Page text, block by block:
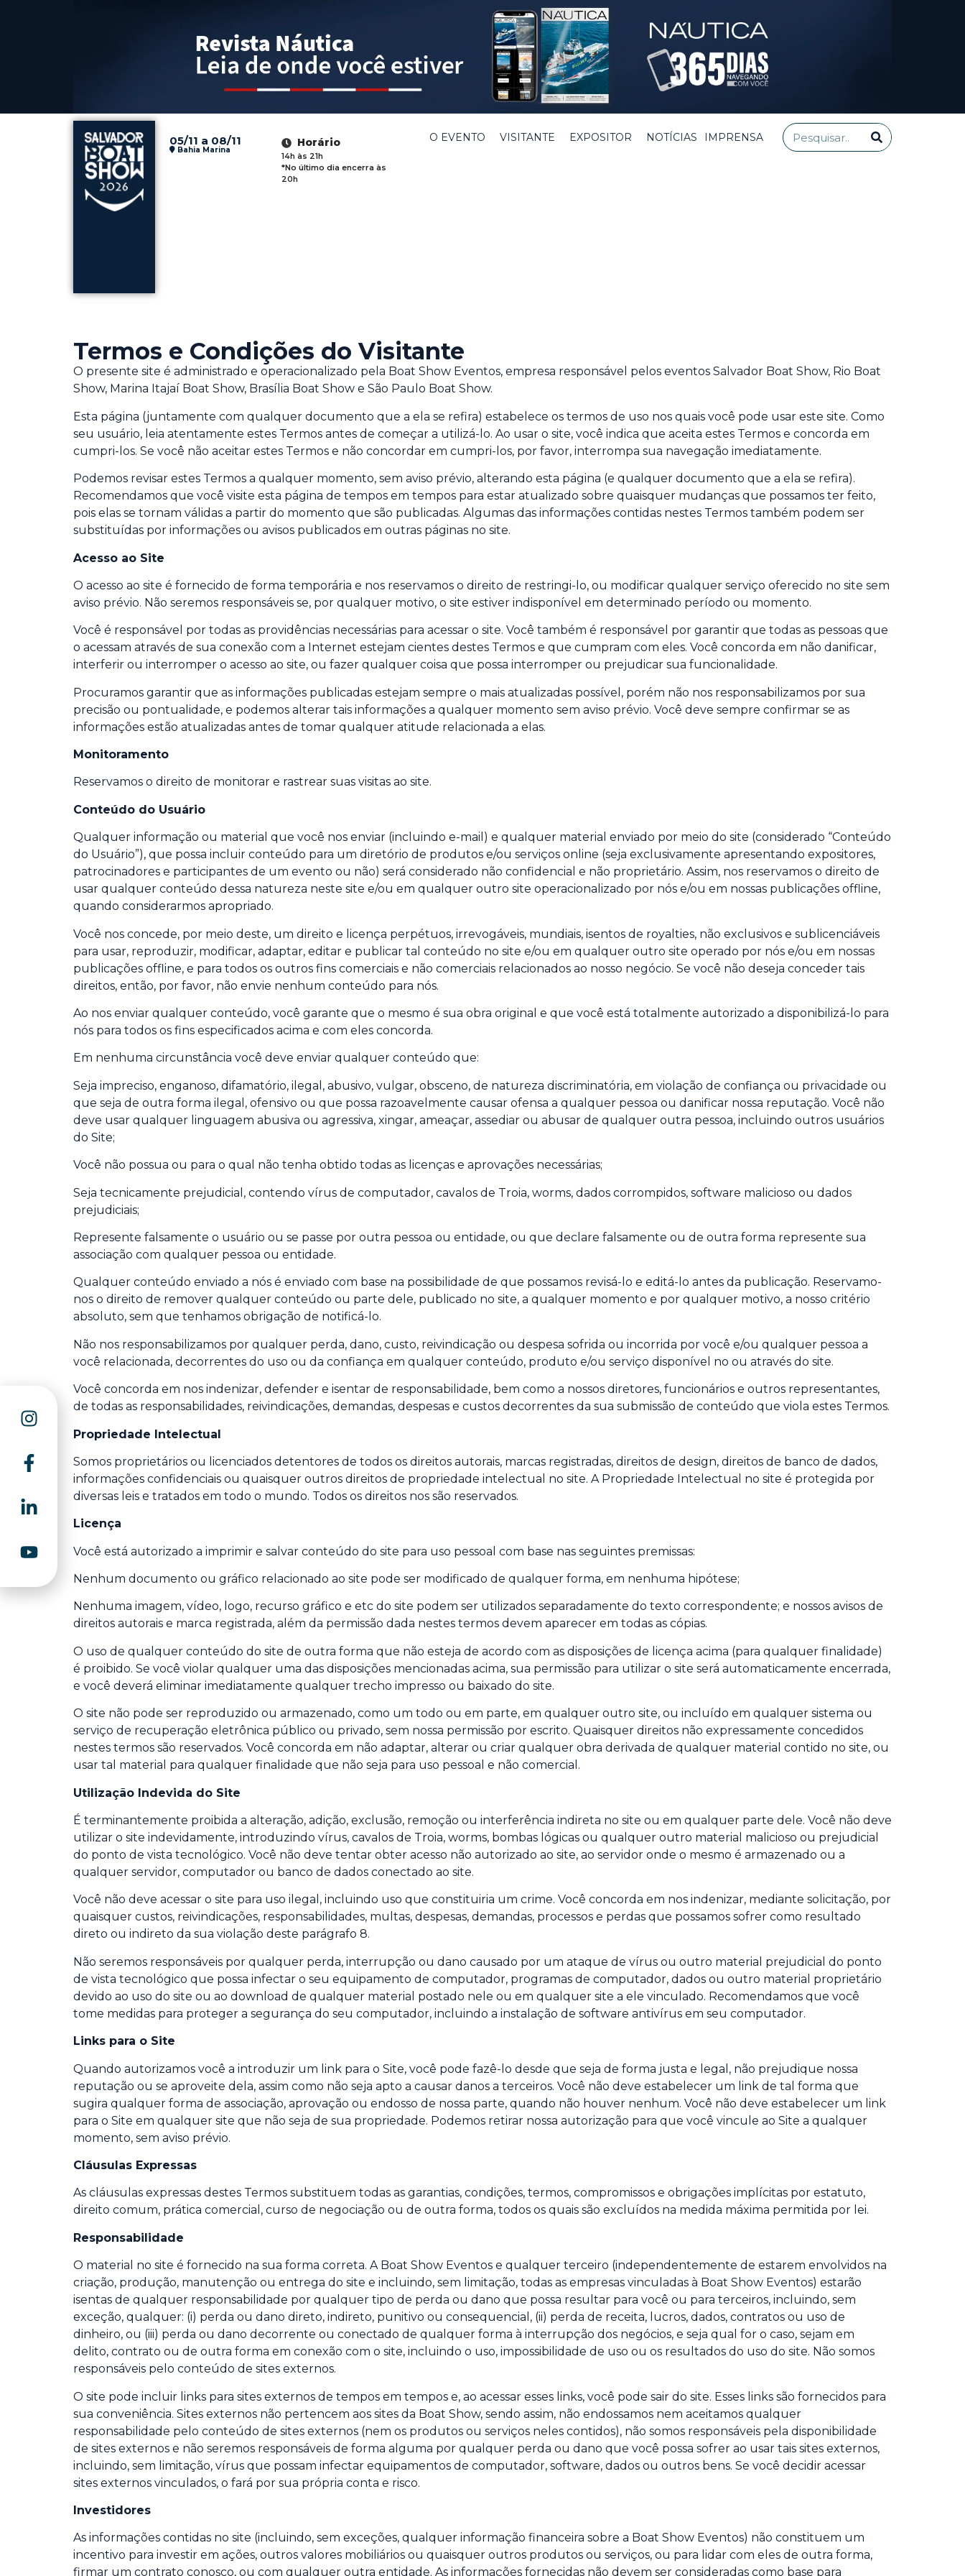
05/11 a 08/11
Bahia Marina
Horário
14h às 21h
*No último dia encerra às
20h
O EVENTO VISITANTE EXPOSITOR NOTÍCIAS IMPRENSA
Termos e Condições do Visitante
O presente site é administrado e operacionalizado pela Boat Show Eventos, empresa responsável pelos eventos Salvador Boat Show, Rio Boat
Show, Marina Itajaí Boat Show, Brasília Boat Show e São Paulo Boat Show.
Esta página (juntamente com qualquer documento que a ela se refira) estabelece os termos de uso nos quais você pode usar este site. Como
seu usuário, leia atentamente estes Termos antes de começar a utilizá-lo. Ao usar o site, você indica que aceita estes Termos e concorda em
cumpri-los. Se você não aceitar estes Termos e não concordar em cumpri-los, por favor, interrompa sua navegação imediatamente.
Podemos revisar estes Termos a qualquer momento, sem aviso prévio, alterando esta página (e qualquer documento que a ela se refira).
Recomendamos que você visite esta página de tempos em tempos para estar atualizado sobre quaisquer mudanças que possamos ter feito,
pois elas se tornam válidas a partir do momento que são publicadas. Algumas das informações contidas nestes Termos também podem ser
substituídas por informações ou avisos publicados em outras páginas no site.
Acesso ao Site
O acesso ao site é fornecido de forma temporária e nos reservamos o direito de restringi-lo, ou modificar qualquer serviço oferecido no site sem
aviso prévio. Não seremos responsáveis se, por qualquer motivo, o site estiver indisponível em determinado período ou momento.
Você é responsável por todas as providências necessárias para acessar o site. Você também é responsável por garantir que todas as pessoas que
o acessam através de sua conexão com a Internet estejam cientes destes Termos e que cumpram com eles. Você concorda em não danificar,
interferir ou interromper o acesso ao site, ou fazer qualquer coisa que possa interromper ou prejudicar sua funcionalidade.
Procuramos garantir que as informações publicadas estejam sempre o mais atualizadas possível, porém não nos responsabilizamos por sua
precisão ou pontualidade, e podemos alterar tais informações a qualquer momento sem aviso prévio. Você deve sempre confirmar se as
informações estão atualizadas antes de tomar qualquer atitude relacionada a elas.
Monitoramento
Reservamos o direito de monitorar e rastrear suas visitas ao site.
Conteúdo do Usuário
Qualquer informação ou material que você nos enviar (incluindo e-mail) e qualquer material enviado por meio do site (considerado “Conteúdo
do Usuário”), que possa incluir conteúdo para um diretório de produtos e/ou serviços online (seja exclusivamente apresentando expositores,
patrocinadores e participantes de um evento ou não) será considerado não confidencial e não proprietário. Assim, nos reservamos o direito de
usar qualquer conteúdo dessa natureza neste site e/ou em qualquer outro site operacionalizado por nós e/ou em nossas publicações offline,
quando considerarmos apropriado.
Você nos concede, por meio deste, um direito e licença perpétuos, irrevogáveis, mundiais, isentos de royalties, não exclusivos e sublicenciáveis
para usar, reproduzir, modificar, adaptar, editar e publicar tal conteúdo no site e/ou em qualquer outro site operado por nós e/ou em nossas
publicações offline, e para todos os outros fins comerciais e não comerciais relacionados ao nosso negócio. Se você não deseja conceder tais
direitos, então, por favor, não envie nenhum conteúdo para nós.
Ao nos enviar qualquer conteúdo, você garante que o mesmo é sua obra original e que você está totalmente autorizado a disponibilizá-lo para
nós para todos os fins especificados acima e com eles concorda.
Em nenhuma circunstância você deve enviar qualquer conteúdo que:
Seja impreciso, enganoso, difamatório, ilegal, abusivo, vulgar, obsceno, de natureza discriminatória, em violação de confiança ou privacidade ou
que seja de outra forma ilegal, ofensivo ou que possa razoavelmente causar ofensa a qualquer pessoa ou danificar nossa reputação. Você não
deve usar qualquer linguagem abusiva ou agressiva, xingar, ameaçar, assediar ou abusar de qualquer outra pessoa, incluindo outros usuários
do Site;
Você não possua ou para o qual não tenha obtido todas as licenças e aprovações necessárias;
Seja tecnicamente prejudicial, contendo vírus de computador, cavalos de Troia, worms, dados corrompidos, software malicioso ou dados
prejudiciais;
Represente falsamente o usuário ou se passe por outra pessoa ou entidade, ou que declare falsamente ou de outra forma represente sua
associação com qualquer pessoa ou entidade.
Qualquer conteúdo enviado a nós é enviado com base na possibilidade de que possamos revisá-lo e editá-lo antes da publicação. Reservamo-
nos o direito de remover qualquer conteúdo ou parte dele, publicado no site, a qualquer momento e por qualquer motivo, a nosso critério
absoluto, sem que tenhamos obrigação de notificá-lo.
Não nos responsabilizamos por qualquer perda, dano, custo, reivindicação ou despesa sofrida ou incorrida por você e/ou qualquer pessoa a
você relacionada, decorrentes do uso ou da confiança em qualquer conteúdo, produto e/ou serviço disponível no ou através do site.
Você concorda em nos indenizar, defender e isentar de responsabilidade, bem como a nossos diretores, funcionários e outros representantes,
de todas as responsabilidades, reivindicações, demandas, despesas e custos decorrentes da sua submissão de conteúdo que viola estes Termos.
Propriedade Intelectual
Somos proprietários ou licenciados detentores de todos os direitos autorais, marcas registradas, direitos de design, direitos de banco de dados,
informações confidenciais ou quaisquer outros direitos de propriedade intelectual no site. A Propriedade Intelectual no site é protegida por
diversas leis e tratados em todo o mundo. Todos os direitos nos são reservados.
Licença
Você está autorizado a imprimir e salvar conteúdo do site para uso pessoal com base nas seguintes premissas:
Nenhum documento ou gráfico relacionado ao site pode ser modificado de qualquer forma, em nenhuma hipótese;
Nenhuma imagem, vídeo, logo, recurso gráfico e etc do site podem ser utilizados separadamente do texto correspondente; e nossos avisos de
direitos autorais e marca registrada, além da permissão dada nestes termos devem aparecer em todas as cópias.
O uso de qualquer conteúdo do site de outra forma que não esteja de acordo com as disposições de licença acima (para qualquer finalidade)
é proibido. Se você violar qualquer uma das disposições mencionadas acima, sua permissão para utilizar o site será automaticamente encerrada,
e você deverá eliminar imediatamente qualquer trecho impresso ou baixado do site.
O site não pode ser reproduzido ou armazenado, como um todo ou em parte, em qualquer outro site, ou incluído em qualquer sistema ou
serviço de recuperação eletrônica público ou privado, sem nossa permissão por escrito. Quaisquer direitos não expressamente concedidos
nestes termos são reservados. Você concorda em não adaptar, alterar ou criar qualquer obra derivada de qualquer material contido no site, ou
usar tal material para qualquer finalidade que não seja para uso pessoal e não comercial.
Utilização Indevida do Site
É terminantemente proibida a alteração, adição, exclusão, remoção ou interferência indireta no site ou em qualquer parte dele. Você não deve
utilizar o site indevidamente, introduzindo vírus, cavalos de Troia, worms, bombas lógicas ou qualquer outro material malicioso ou prejudicial
do ponto de vista tecnológico. Você não deve tentar obter acesso não autorizado ao site, ao servidor onde o mesmo é armazenado ou a
qualquer servidor, computador ou banco de dados conectado ao site.
Você não deve acessar o site para uso ilegal, incluindo uso que constituiria um crime. Você concorda em nos indenizar, mediante solicitação, por
quaisquer custos, reivindicações, responsabilidades, multas, despesas, demandas, processos e perdas que possamos sofrer como resultado
direto ou indireto da sua violação deste parágrafo 8.
Não seremos responsáveis por qualquer perda, interrupção ou dano causado por um ataque de vírus ou outro material prejudicial do ponto
de vista tecnológico que possa infectar o seu equipamento de computador, programas de computador, dados ou outro material proprietário
devido ao uso do site ou ao download de qualquer material postado nele ou em qualquer site a ele vinculado. Recomendamos que você
tome medidas para proteger a segurança do seu computador, incluindo a instalação de software antivírus em seu computador.
Links para o Site
Quando autorizamos você a introduzir um link para o Site, você pode fazê-lo desde que seja de forma justa e legal, não prejudique nossa
reputação ou se aproveite dela, assim como não seja apto a causar danos a terceiros. Você não deve estabelecer um link de tal forma que
sugira qualquer forma de associação, aprovação ou endosso de nossa parte, quando não houver nenhum. Você não deve estabelecer um link
para o Site em qualquer site que não seja de sua propriedade. Podemos retirar nossa autorização para que você vincule ao Site a qualquer
momento, sem aviso prévio.
Cláusulas Expressas
As cláusulas expressas destes Termos substituem todas as garantias, condições, termos, compromissos e obrigações implícitas por estatuto,
direito comum, prática comercial, curso de negociação ou de outra forma, todos os quais são excluídos na medida máxima permitida por lei.
Responsabilidade
O material no site é fornecido na sua forma correta. A Boat Show Eventos e qualquer terceiro (independentemente de estarem envolvidos na
criação, produção, manutenção ou entrega do site e incluindo, sem limitação, todas as empresas vinculadas à Boat Show Eventos) estarão
isentas de qualquer responsabilidade por qualquer tipo de perda ou dano que possa resultar para você ou para terceiros, incluindo, sem
exceção, qualquer: (i) perda ou dano direto, indireto, punitivo ou consequencial, (ii) perda de receita, lucros, dados, contratos ou uso de
dinheiro, ou (iii) perda ou dano decorrente ou conectado de qualquer forma à interrupção dos negócios, e seja qual for o caso, sejam em
delito, contrato ou de outra forma em conexão com o site, incluindo o uso, impossibilidade de uso ou os resultados do uso do site. Não somos
responsáveis pelo conteúdo de sites externos.
O site pode incluir links para sites externos de tempos em tempos e, ao acessar esses links, você pode sair do site. Esses links são fornecidos para
sua conveniência. Sites externos não pertencem aos sites da Boat Show, sendo assim, não endossamos nem aceitamos qualquer
responsabilidade pelo conteúdo de sites externos (nem os produtos ou serviços neles contidos), não somos responsáveis pela disponibilidade
de sites externos e não seremos responsáveis de forma alguma por qualquer perda ou dano que você possa sofrer ao usar tais sites externos,
incluindo, sem limitação, vírus que possam infectar equipamentos de computador, software, dados ou outros bens. Se você decidir acessar
sites externos vinculados, o fará por sua própria conta e risco.
Investidores
As informações contidas no site (incluindo, sem exceções, qualquer informação financeira sobre a Boat Show Eventos) não constituem um
incentivo para investir em ações, outros valores mobiliários ou quaisquer outros produtos ou serviços, ou para lidar com eles de outra forma,
firmar um contrato conosco, ou com qualquer outra entidade. As informações fornecidas não devem ser consideradas como base para